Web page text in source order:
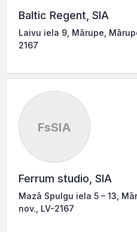
Baltic Regent, SIA
Laivu iela 9, Mārupe,
2167
FsSIA
Ferrum studio, SIA
Mazā Spulgu iela 5 – 13,
nov., LV-2167